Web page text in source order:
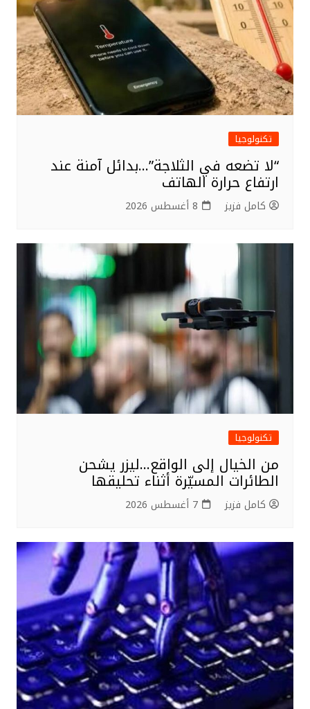
تكنولوجيا
“لا تضعه في الثلاجة”…بدائل آمنة عند
ارتفاع حرارة الهاتف
كامل فزيز 8 أغسطس 2026
تكنولوجيا
من الخيال إلى الواقع…ليزر يشحن
الطائرات المسيّرة أثناء تحليقها
كامل فزيز 7 أغسطس 2026